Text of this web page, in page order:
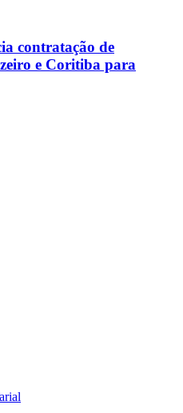
contratação de
e Coritiba para